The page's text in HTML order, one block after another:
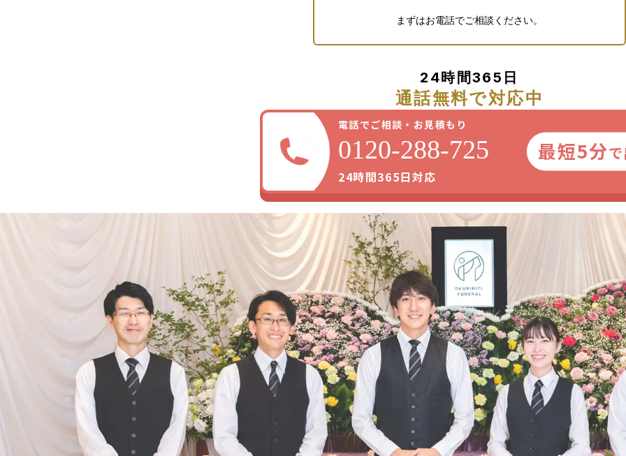
まずはお電話でご相談ください。
24時間365日
通話無料で対応中
電話でご相談・お見積もり
0120-288-725
24時間365日対応
最短5分